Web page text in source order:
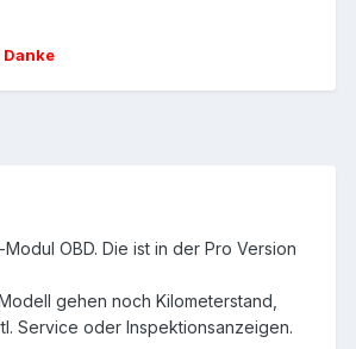
OBD. Die ist in der Pro Version
gehen noch Kilometerstand,
Service oder Inspektionsanzeigen.